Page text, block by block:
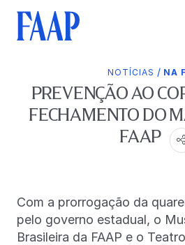
NOTÍCIAS / NA
PREVENÇÃO AO
FECHAMENTO DO
FAAP
Com a prorrogação da
pelo governo estadual, o
Brasileira da FAAP e o